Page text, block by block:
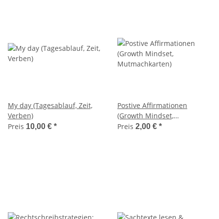
My day (Tagesablauf, Zeit,
Verben)
Preis 10,00 € *
Postive Affirmationen
(Growth Mindset,
Mutmachkarten)
Preis 2,00 € *